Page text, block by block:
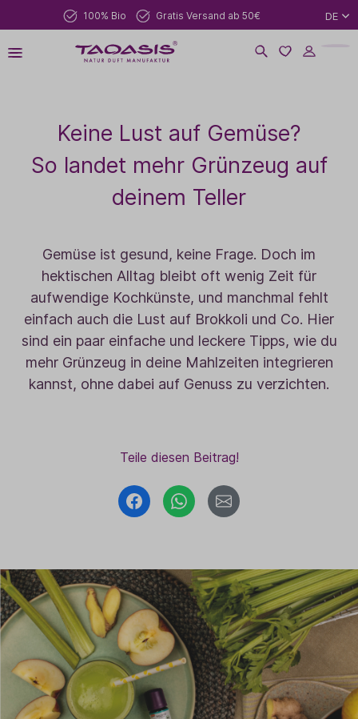
100% Bio Gratis Versand ab 50€ DE
Keine Lust auf Gemüse?
So landet mehr Grünzeug auf
deinem Teller
Gemüse ist gesund, keine Frage. Doch im
hektischen Alltag bleibt oft wenig Zeit für
aufwendige Kochkünste, und manchmal fehlt
einfach auch die Lust auf Brokkoli und Co. Hier
sind ein paar einfache und leckere Tipps, wie du
mehr Grünzeug in deine Mahlzeiten integrieren
kannst, ohne dabei auf Genuss zu verzichten.
Teile diesen Beitrag!